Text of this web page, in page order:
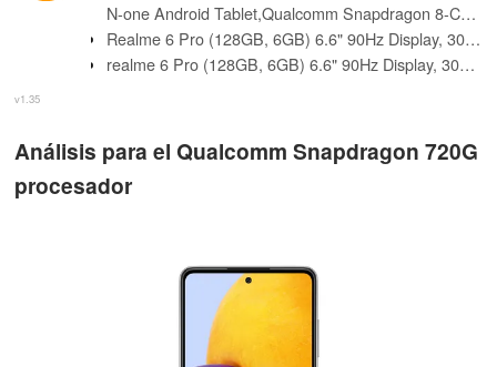
N-one Android Tablet,Qualcomm Snapdragon 8-Core 20GB 128GB 12 inch FHD Screen, Android 14 Tablets 4G LTE SIM Cellular 2.4&5GHz WiFi 9200mAh 18W Fast Charger GPS for Work Study and Business
Realme 6 Pro (128GB, 6GB) 6.6" 90Hz Display, 30W Fast Charge, Snapdragon 720G, GSM Unlocked Global 4G LTE (T-Mobile, AT&T, Global) International Model RMX2063 (128GB SD Bundle, Lightning Red)
realme 6 Pro (128GB, 6GB) 6.6" 90Hz Display, 30W Fast Charge, Snapdragon 720G, GSM Unlocked Global 4G LTE (T-Mobile, AT&T, Metro) International Model RMX2063 (128GB SD Bundle, Lightning Blue)
v1.35
Análisis para el Qualcomm Snapdragon 720G
procesador